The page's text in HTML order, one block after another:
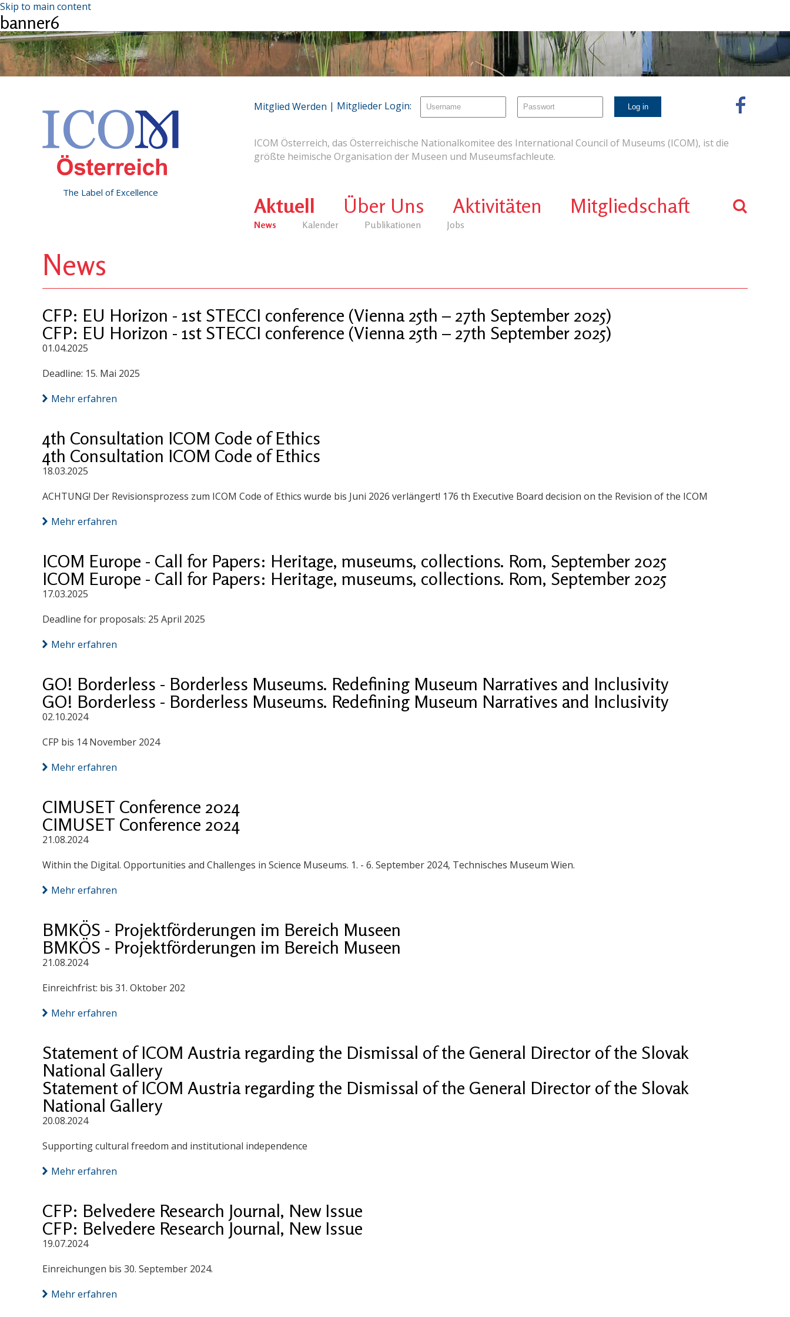
Skip to main content
banner6
The Label of Excellence
ICOM Österreich, das Österreichische Nationalkomitee des International Council of Museums (ICOM), ist die
größte heimische Organisation der Museen und Museumsfachleute.
Aktuell
News Kalender Publikationen Jobs
Über Uns Aktivitäten Mitgliedschaft
Mitglied Werden | Mitglieder Login:
News
CFP: EU Horizon - 1st STECCI conference (Vienna 25th – 27th September 2025)
CFP: EU Horizon - 1st STECCI conference (Vienna 25th – 27th September 2025)
01.04.2025
Deadline: 15. Mai 2025
Mehr erfahren
4th Consultation ICOM Code of Ethics
4th Consultation ICOM Code of Ethics
18.03.2025
ACHTUNG! Der Revisionsprozess zum ICOM Code of Ethics wurde bis Juni 2026 verlängert! 176 th Executive Board decision on the Revision of the ICOM
Mehr erfahren
ICOM Europe - Call for Papers: Heritage, museums, collections. Rom, September 2025
ICOM Europe - Call for Papers: Heritage, museums, collections. Rom, September 2025
17.03.2025
Deadline for proposals: 25 April 2025
Mehr erfahren
GO! Borderless - Borderless Museums. Redefining Museum Narratives and Inclusivity
GO! Borderless - Borderless Museums. Redefining Museum Narratives and Inclusivity
02.10.2024
CFP bis 14 November 2024
Mehr erfahren
CIMUSET Conference 2024
CIMUSET Conference 2024
21.08.2024
Within the Digital. Opportunities and Challenges in Science Museums. 1. - 6. September 2024, Technisches Museum Wien.
Mehr erfahren
BMKÖS - Projektförderungen im Bereich Museen
BMKÖS - Projektförderungen im Bereich Museen
21.08.2024
Einreichfrist: bis 31. Oktober 202
Mehr erfahren
Statement of ICOM Austria regarding the Dismissal of the General Director of the Slovak
National Gallery
Statement of ICOM Austria regarding the Dismissal of the General Director of the Slovak
National Gallery
20.08.2024
Supporting cultural freedom and institutional independence
Mehr erfahren
CFP: Belvedere Research Journal, New Issue
CFP: Belvedere Research Journal, New Issue
19.07.2024
Einreichungen bis 30. September 2024.
Mehr erfahren